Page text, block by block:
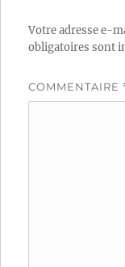
Votre adresse e-
obligatoires sont
COMMENTAIRE